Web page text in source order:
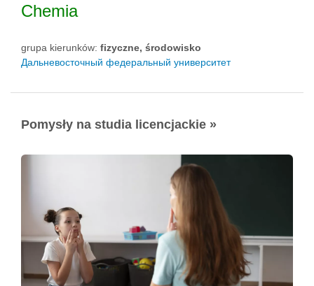
Chemia
grupa kierunków: fizyczne, środowisko
Дальневосточный федеральный университет
Pomysły na studia licencjackie »